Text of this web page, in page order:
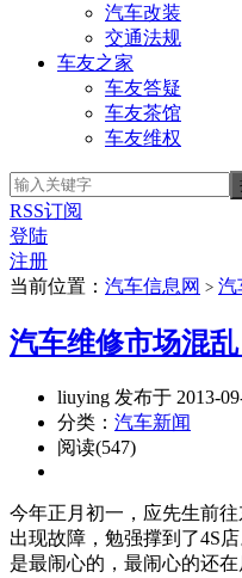
汽车改装
交通法规
车友之家
车友答疑
车友茶馆
车友维权
RSS订阅
登陆
注册
当前位置： 汽车信息网 > 汽
汽车维修市场混
liuying 发布于 2013-
分类： 汽车新闻
阅读(547)
今年正月初一，应先生前
出现故障，勉强撑到了4S
是最闹心的，最闹心的还在